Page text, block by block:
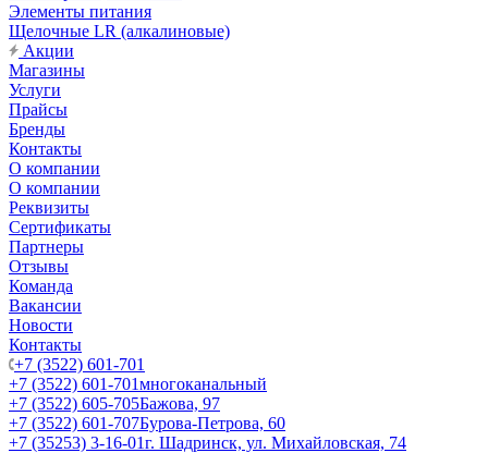
Элементы питания
Щелочные LR (алкалиновые)
Акции
Магазины
Услуги
Прайсы
Бренды
Контакты
О компании
О компании
Реквизиты
Сертификаты
Партнеры
Отзывы
Команда
Вакансии
Новости
Контакты
+7 (3522) 601-701
+7 (3522) 601-701многоканальный
+7 (3522) 605-705Бажова, 97
+7 (3522) 601-707Бурова-Петрова, 60
+7 (35253) 3-16-01г. Шадринск, ул. Михайловская, 74